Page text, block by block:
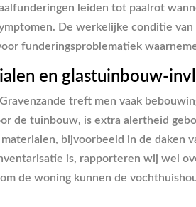
leiden tot paalrot
De werkelijke conditie
funderingsproblematiek
en glastuinbouw-
treft men vaak
de tuinbouw, is extra alertheid
bijvoorbeeld in de
is, rapporteren wij wel
de woning kunnen de